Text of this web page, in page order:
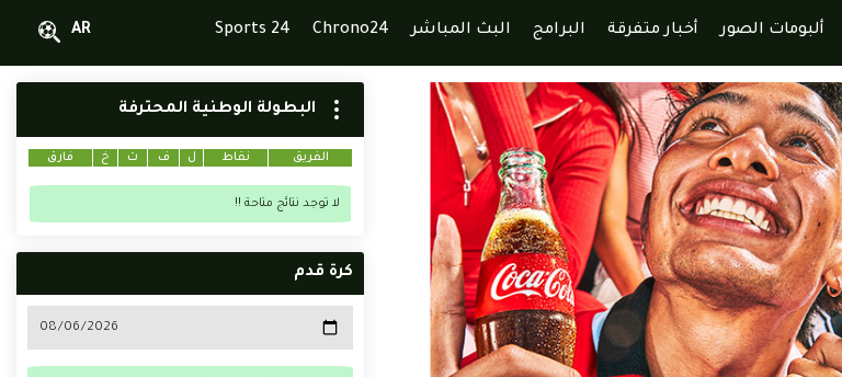
ألبومات الصور أخبار متفرقة البرامج البث المباشر Chrono24
Sports 24
AR
البطولة الوطنية المحترفة
الفريق نقاط ل ف ت خ فارق
لا توجد نتائج متاحة !!
كرة قدم